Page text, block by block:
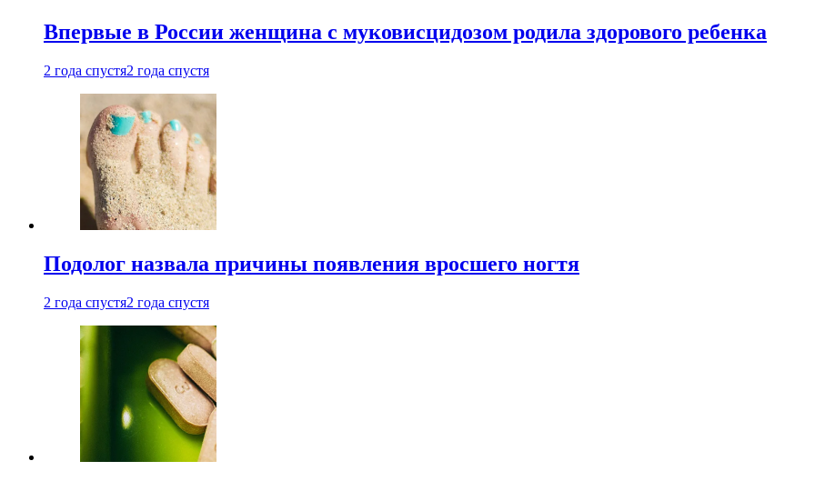
Впервые в России женщина с муковисцидозом родила здорового ребенка
2 года спустя2 года спустя
Подолог назвала причины появления вросшего ногтя
2 года спустя2 года спустя